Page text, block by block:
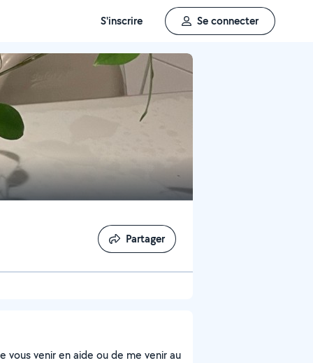
S'inscrire Se connecter
Partager
Partager
vous venir en aide ou de me venir au